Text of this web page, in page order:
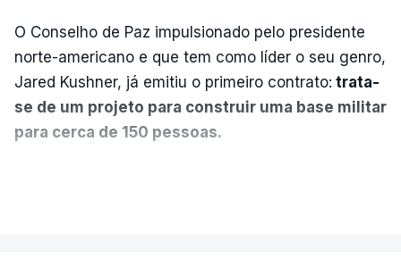
O Conselho de Paz impulsionado pelo presidente
norte-americano e que tem como líder o seu genro,
Jared Kushner, já emitiu o primeiro contrato: trata-
se de um projeto para construir uma base militar
para cerca de 150 pessoas.